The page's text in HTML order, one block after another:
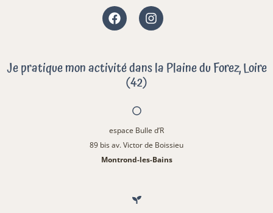
FacebookInstagram
Je pratique mon activité dans la Plaine du Forez, Loire
(42)
espace Bulle d’R
89 bis av. Victor de Boissieu
Montrond-les-Bains